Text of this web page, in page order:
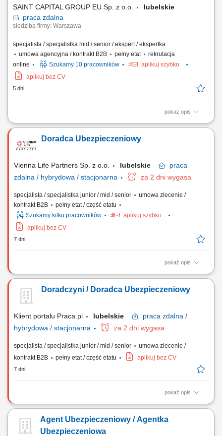
SAINT CAPITAL GROUP EU Sp. z o.o.
lubelskie
praca zdalna
siedziba firmy: Warszawa
specjalista / specjalistka mid / senior / ekspert / ekspertka
umowa agencyjna / kontrakt B2B
pełny etat
rekrutacja
online
Szukamy 10 pracowników
aplikuj szybko
aplikuj bez CV
5 dni
pokaż opis
Opis stanowiska: Aktywna obsługa i cross-selling w ramach własnego
(życiowe, majątkowe, komunikacyjne, firmowe) Koncentracja na
budowaniu długofalowych relacji w obszarze ubezpieczeń na życie;
Doradca Ubezpieczeniowy
Vienna Life Partners Sp. z o.o. lubelskie
praca
zdalna / hybrydowa / stacjonarna
za 2 dni wygasa
specjalista / specjalistka junior / mid / senior
umowa zlecenie /
kontrakt B2B
pełny etat / część etatu
Szukamy kilku pracowników
aplikuj szybko
aplikuj bez CV
7 dni
pokaż opis
Twój zakres obowiązków: Będziesz aktywnie poszukiwać nowych
życie, majątkowe, grupowe). Będziesz przygotowywać oferty
ubezpieczeniowe i prowadzić spotkania z klientami. Twoim zadaniem
Doradczyni / Doradca Ubezpieczeniowy
Klient portalu Praca.pl lubelskie praca zdalna /
hybrydowa / stacjonarna
za 2 dni wygasa
specjalista / specjalistka junior / mid / senior
umowa zlecenie /
kontrakt B2B
pełny etat / część etatu aplikuj bez CV
7 dni
pokaż opis
Aktywne pozyskiwanie klientów i sprzedaż produktów
Przygotowywanie ofert i prowadzenie spotkań sprzedażowych. Analiza
potrzeb klienta i rekomendowanie dopasowanych rozwiązań.
Agent Ubezpieczeniowy / Agentka
Ubezpieczeniowa